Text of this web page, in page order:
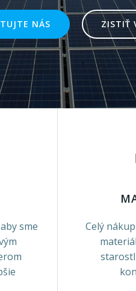
NÁS ZISTIŤ
sme
Celý